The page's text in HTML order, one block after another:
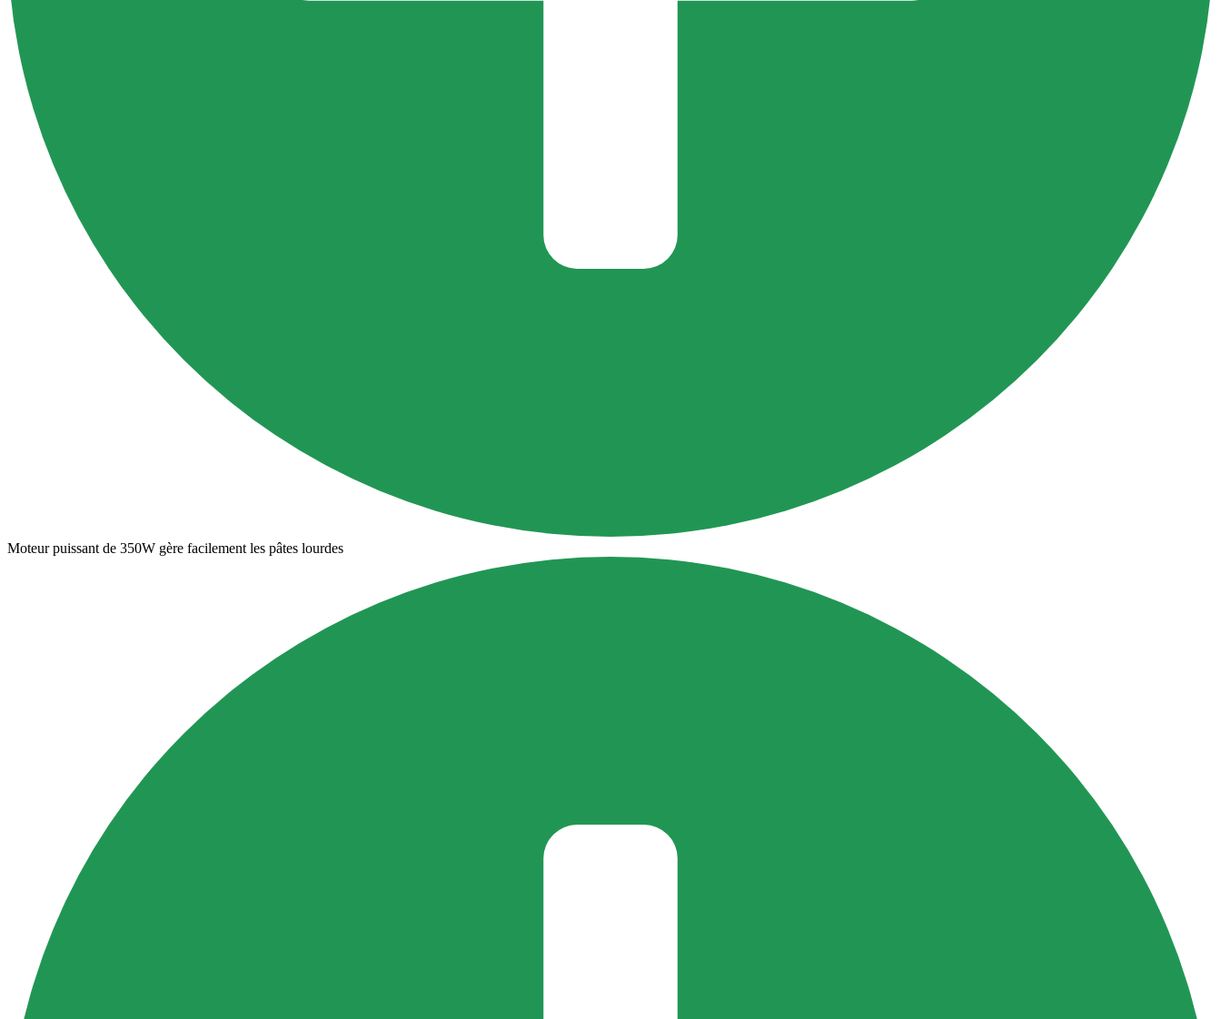
Moteur puissant de 350W gère facilement les pâtes lourdes